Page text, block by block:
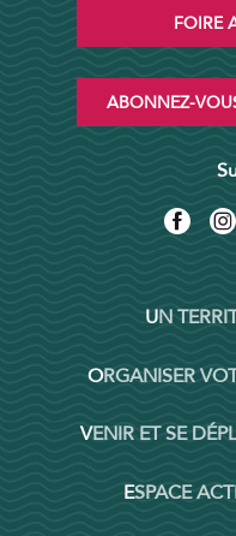
FOIRE
ABONNEZ-
UN
ORGANISER
VENIR ET SE
ESPACE